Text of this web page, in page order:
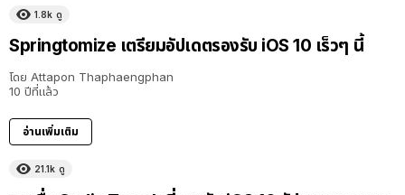
1.8k ดู
Springtomize เตรียมอัปเดตรองรับ iOS 10 เร็วๆ นี้
โดย Attapon Thaphaengphan
10 ปีที่แล้ว
อ่านเพิ่มเติม
21.1k ดู